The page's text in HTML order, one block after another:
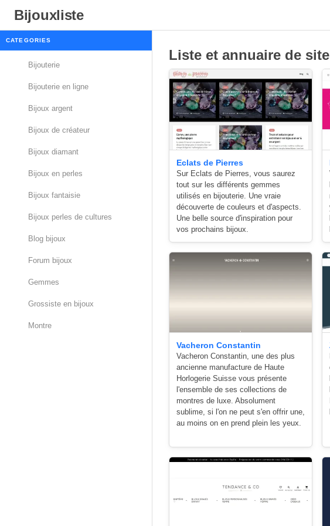
Bijouxliste
CATEGORIES
Bijouterie
Bijouterie en ligne
Bijoux argent
Bijoux de créateur
Bijoux diamant
Bijoux en perles
Bijoux fantaisie
Bijoux perles de cultures
Blog bijoux
Forum bijoux
Gemmes
Grossiste en bijoux
Montre
Liste et annuaire de
Eclats de Pierres
Sur Eclats de Pierres, vous saurez
tout sur les différents gemmes
utilisés en bijouterie. Une vraie
découverte de couleurs et d'aspects.
Une belle source d'inspiration pour
vos prochains bijoux.
Vacheron Constantin
Vacheron Constantin, une des plus
ancienne manufacture de Haute
Horlogerie Suisse vous présente
l'ensemble de ses collections de
montres de luxe. Absolument
sublime, si l'on ne peut s'en offrir une,
au moins on en prend plein les yeux.